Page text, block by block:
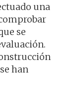
una
se
han